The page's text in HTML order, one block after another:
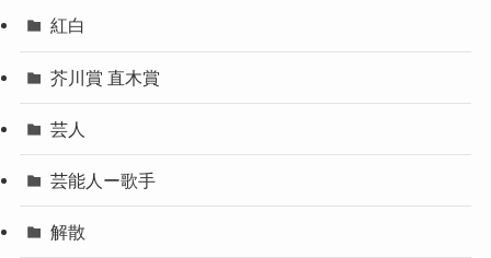
紅白
芥川賞 直木賞
芸人
芸能人ー歌手
解散